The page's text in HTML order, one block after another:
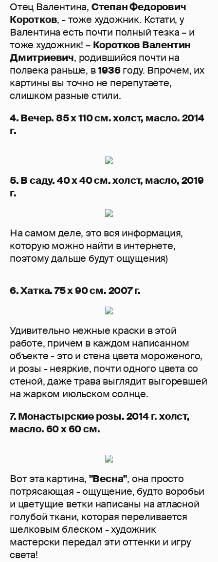
Отец Валентина, Степан Федорович
Коротков, - тоже художник. Кстати, у
Валентина есть почти полный тезка – и
тоже художник! – Коротков Валентин
Дмитриевич, родившийся почти на
полвека раньше, в1936году. Впрочем, их
картины вы точно не перепутаете,
слишком разные стили.
4. Вечер. 85 х 110 см. холст, масло. 2014
г.
5. В саду. 40 х 40 см. холст, масло, 2019
г.
На самом деле, это вся информация,
которую можно найти в интернете,
поэтому дальше будут ощущения)
6. Хатка. 75 х 90 см. 2007 г.
Удивительно нежные краски в этой
работе, причем в каждом написанном
объекте - это и стена цвета мороженого,
и розы - неяркие, почти одного цвета со
стеной, даже трава выглядит выгоревшей
на жарком июльском солнце.
7. Монастырские розы. 2014 г. холст,
масло. 60 х 60 см.
Вот эта картина, "Весна", она просто
потрясающая - ощущение, будто воробьи
и цветущие ветки написаны на атласной
голубой ткани, которая переливается
шелковым блеском - художник
мастерски передал эти оттенки и игру
света!